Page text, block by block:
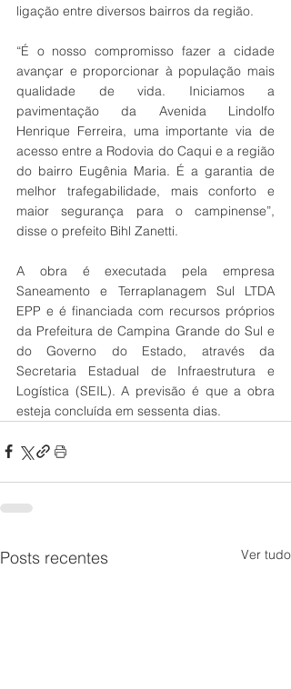
ligação entre diversos bairros da região.
“É o nosso compromisso fazer a cidade
avançar e proporcionar à população mais
qualidade de vida. Iniciamos a
pavimentação da Avenida Lindolfo
Henrique Ferreira, uma importante via de
acesso entre a Rodovia do Caqui e a região
do bairro Eugênia Maria. É a garantia de
melhor trafegabilidade, mais conforto e
maior segurança para o campinense”,
disse o prefeito Bihl Zanetti.
A obra é executada pela empresa
Saneamento e Terraplanagem Sul LTDA
EPP e é financiada com recursos próprios
da Prefeitura de Campina Grande do Sul e
do Governo do Estado, através da
Secretaria Estadual de Infraestrutura e
Logística (SEIL). A previsão é que a obra
esteja concluída em sessenta dias.
Posts recentes Ver tudo